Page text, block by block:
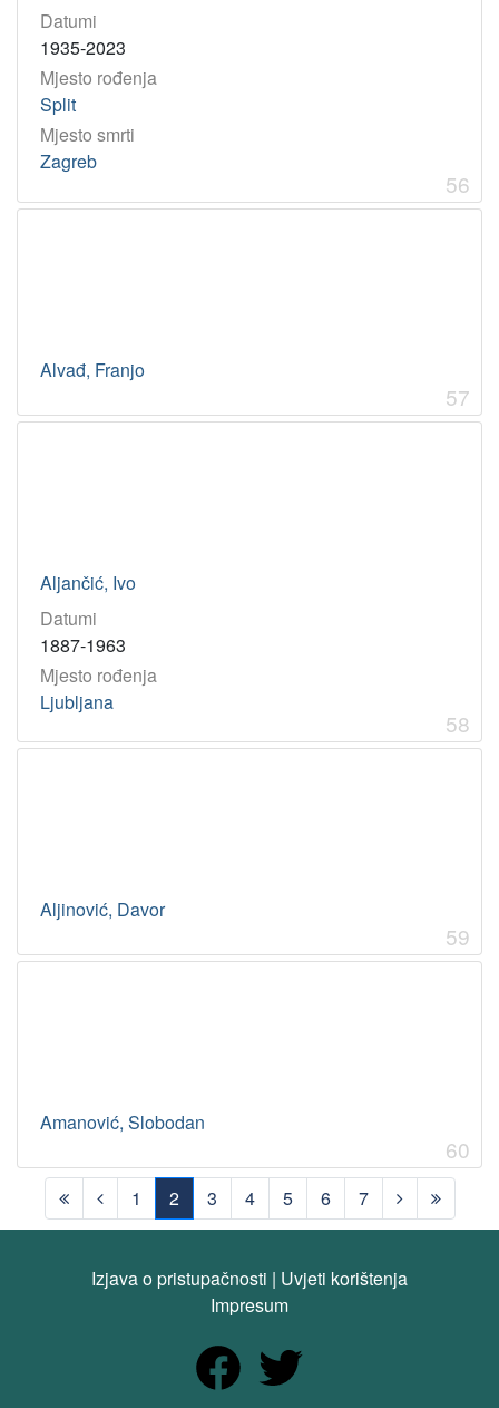
Datumi
1935-2023
Mjesto rođenja
Split
Mjesto smrti
Zagreb
56
Alvađ, Franjo
57
Aljančić, Ivo
Datumi
1887-1963
Mjesto rođenja
Ljubljana
58
Aljinović, Davor
59
Amanović, Slobodan
60
1
2
(current)
3 4 5 6 7
Izjava o pristupačnosti | Uvjeti korištenja
Impresum